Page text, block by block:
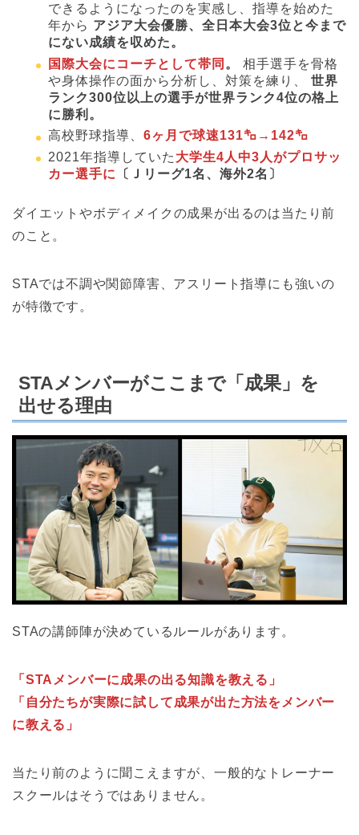
できるようになったのを実感し、指導を始めた
年から アジア大会優勝、全日本大会3位と今まで
にない成績を収めた。
国際大会にコーチとして帯同 。 相手選手を骨格
や身体操作の面から分析し、対策を練り、
世界
ランク300位以上の選手が世界ランク4位の格上
に勝利。
高校野球指導、 6ヶ月で球速131㌔→142㌔
2021年指導していた 大学生4人中3人がプロサッ
カー選手に
〔Ｊリーグ1名、海外2名〕
ダイエットやボディメイクの成果が出るのは当たり前
のこと。
STAでは不調や関節障害、アスリート指導にも強いの
が特徴です。
STAメンバーがここまで「成果」を
出せる理由
STAの講師陣が決めているルールがあります。
「STAメンバーに成果の出る知識を教える」
「自分たちが実際に試して成果が出た方法をメンバー
に教える」
当たり前のように聞こえますが、一般的なトレーナー
スクールはそうではありません。